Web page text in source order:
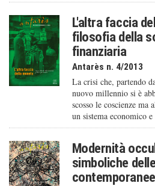
L'altra faccia
filosofia della
finanziaria
Antarès n. 4/2013
La crisi che, partendo
nuovo millennio si è
scosso le coscienze
un sistema economico
Modernità
simboliche
contemporanee